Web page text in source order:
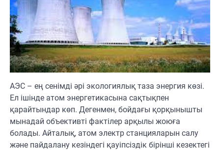
АЭС – ең сенімді әрі экологиялық таза энергия көзі.
Ел ішінде атом энергетикасына сақтықпен
қарайтындар көп. Дегенмен, бойдағы қорқынышты
мынадай объективті фактілер арқылы жоюға
болады. Айталық, атом электр станцияларын салу
және пайдалану кезіндегі қауіпсіздік бірінші кезектегі